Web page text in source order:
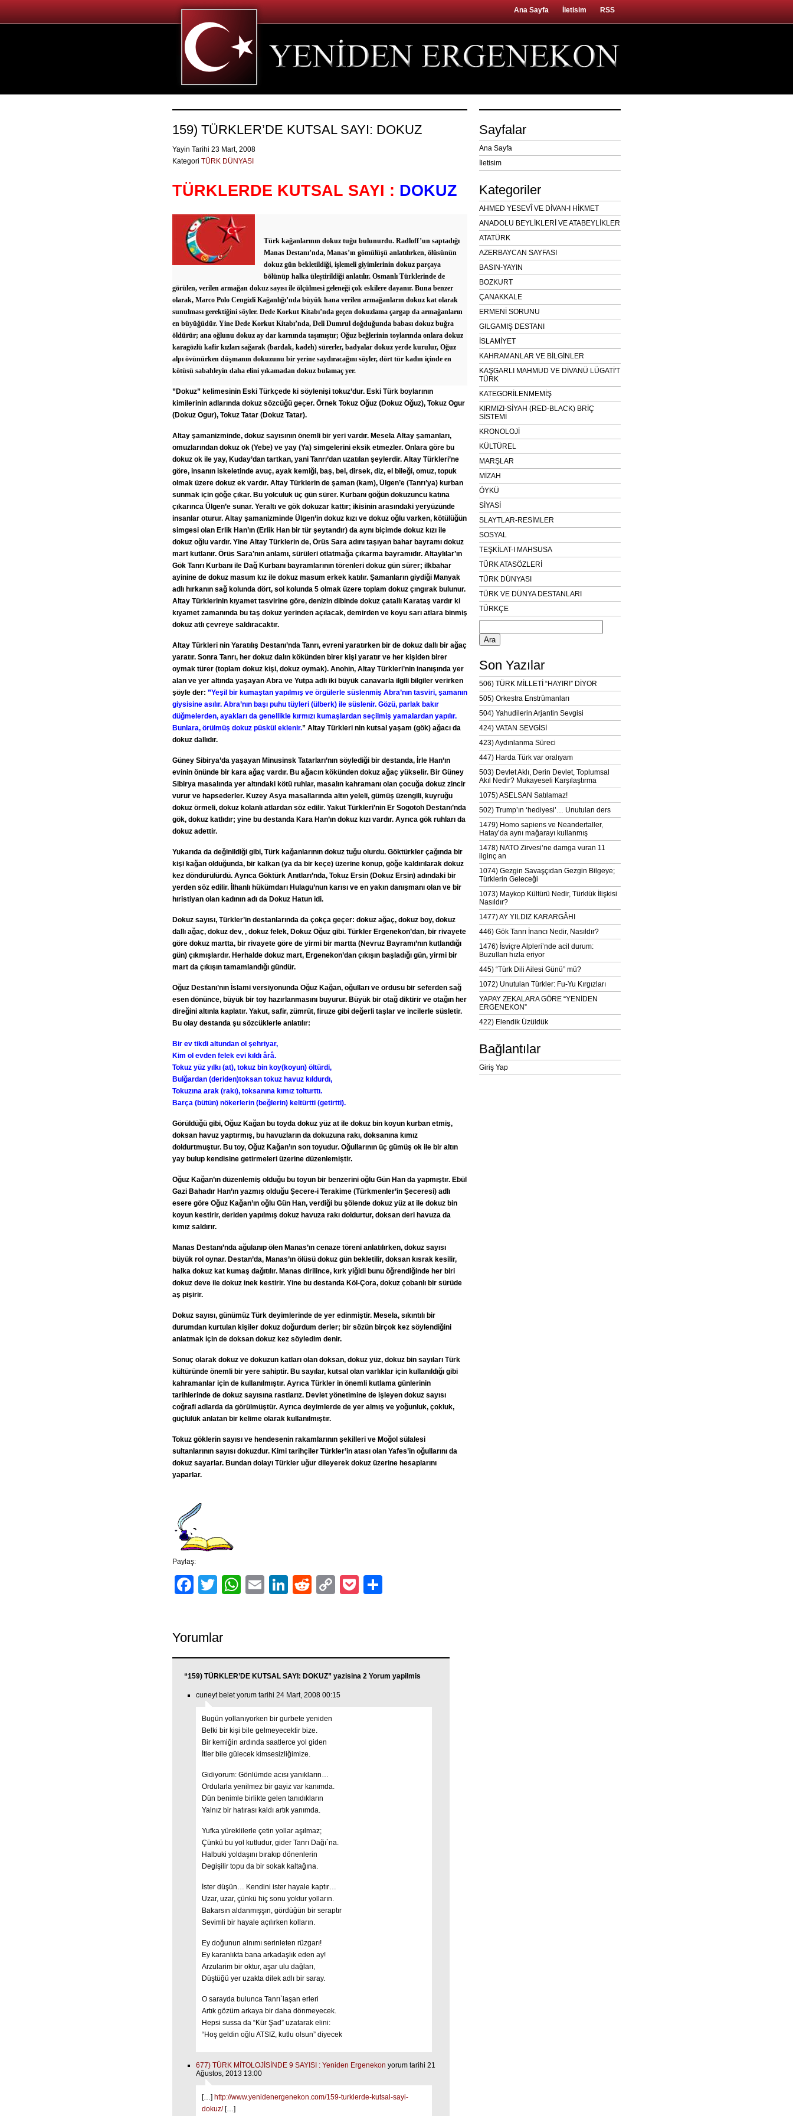
Ana Sayfa İletisim RSS
159) TÜRKLER’DE KUTSAL SAYI: DOKUZ
Yayin Tarihi 23 Mart, 2008
Kategori TÜRK DÜNYASI
TÜRKLERDE KUTSAL SAYI : DOKUZ
Türk kağanlarının dokuz tuğu bulunurdu. Radloff’un saptadığı
Manas Destanı’nda, Manas’ın gömülüşü anlatılırken, ölüsünün
dokuz gün bekletildiği, işlemeli giyimlerinin dokuz parçaya
bölünüp halka üleştirildiği anlatılır. Osmanlı Türklerinde de
görülen, verilen armağan dokuz sayısı ile ölçülmesi geleneği çok eskilere dayanır. Buna benzer
olarak, Marco Polo Cengizli Kağanlığı’nda büyük hana verilen armağanların dokuz kat olarak
sunulması gerektiğini söyler. Dede Korkut Kitabı’nda geçen dokuzlama çargap da armağanların
en büyüğüdür. Yine Dede Korkut Kitabı’nda, Deli Dumrul doğduğunda babası dokuz buğra
öldürür; ana oğlunu dokuz ay dar karnında taşımıştır; Oğuz beğlerinin toylarında onlara dokuz
karagözlü kafir kızları sağarak (bardak, kadeh) sürerler, badyalar dokuz yerde kurulur, Oğuz
alpı övünürken düşmanın dokuzunu bir yerine saydıracağını söyler, dört tür kadın içinde en
kötüsü sabahleyin daha elini yıkamadan dokuz bulamaç yer.
”Dokuz” kelimesinin Eski Türkçede ki söylenişi tokuz’dur. Eski Türk boylarının
kimilerinin adlarında dokuz sözcüğü geçer. Örnek Tokuz Oğuz (Dokuz Oğuz), Tokuz Ogur
(Dokuz Ogur), Tokuz Tatar (Dokuz Tatar).
Altay şamanizminde, dokuz sayısının önemli bir yeri vardır. Mesela Altay şamanları,
omuzlarından dokuz ok (Yebe) ve yay (Ya) simgelerini eksik etmezler. Onlara göre bu
dokuz ok ile yay, Kuday’dan tartkan, yani Tanrı’dan uzatılan şeylerdir. Altay Türkleri’ne
göre, insanın iskeletinde avuç, ayak kemiği, baş, bel, dirsek, diz, el bileği, omuz, topuk
olmak üzere dokuz ek vardır. Altay Türklerin de şaman (kam), Ülgen’e (Tanrı’ya) kurban
sunmak için göğe çıkar. Bu yolculuk üç gün sürer. Kurbanı göğün dokuzuncu katına
çıkarınca Ülgen’e sunar. Yeraltı ve gök dokuzar kattır; ikisinin arasındaki yeryüzünde
insanlar oturur. Altay şamanizminde Ülgen’in dokuz kızı ve dokuz oğlu varken, kötülüğün
simgesi olan Erlik Han’ın (Erlik Han bir tür şeytandır) da aynı biçimde dokuz kızı ile
dokuz oğlu vardır. Yine Altay Türklerin de, Örüs Sara adını taşıyan bahar bayramı dokuz
mart kutlanır. Örüs Sara’nın anlamı, sürüleri otlatmağa çıkarma bayramıdır. Altaylılar’ın
Gök Tanrı Kurbanı ile Dağ Kurbanı bayramlarının törenleri dokuz gün sürer; ilkbahar
ayinine de dokuz masum kız ile dokuz masum erkek katılır. Şamanların giydiği Manyak
adlı hırkanın sağ kolunda dört, sol kolunda 5 olmak üzere toplam dokuz çıngırak bulunur.
Altay Türklerinin kıyamet tasvirine göre, denizin dibinde dokuz çatallı Karataş vardır ki
kıyamet zamanında bu taş dokuz yerinden açılacak, demirden ve koyu sarı atlara binmiş
dokuz atlı çevreye saldıracaktır.
Altay Türkleri nin Yaratılış Destanı’nda Tanrı, evreni yaratırken bir de dokuz dallı bir ağaç
yaratır. Sonra Tanrı, her dokuz dalın kökünden birer kişi yaratır ve her kişiden birer
oymak türer (toplam dokuz kişi, dokuz oymak). Anohin, Altay Türkleri’nin inanışında yer
alan ve yer altında yaşayan Abra ve Yutpa adlı iki büyük canavarla ilgili bilgiler verirken
şöyle der: ”Yeşil bir kumaştan yapılmış ve örgülerle süslenmiş Abra’nın tasviri, şamanın
giysisine asılır. Abra’nın başı puhu tüyleri (ülberk) ile süslenir. Gözü, parlak bakır
düğmelerden, ayakları da genellikle kırmızı kumaşlardan seçilmiş yamalardan yapılır.
Bunlara, örülmüş dokuz püskül eklenir.” Altay Türkleri nin kutsal yaşam (gök) ağacı da
dokuz dallıdır.
Güney Sibirya’da yaşayan Minusinsk Tatarları’nın söylediği bir destanda, İrle Han’ın
evinin önünde bir kara ağaç vardır. Bu ağacın kökünden dokuz ağaç yükselir. Bir Güney
Sibirya masalında yer altındaki kötü ruhlar, masalın kahramanı olan çocuğa dokuz zincir
vurur ve hapsederler. Kuzey Asya masallarında altın yeleli, gümüş üzengili, kuyruğu
dokuz örmeli, dokuz kolanlı atlardan söz edilir. Yakut Türkleri’nin Er Sogotoh Destanı’nda
gök, dokuz katlıdır; yine bu destanda Kara Han’ın dokuz kızı vardır. Ayrıca gök ruhları da
dokuz adettir.
Yukarıda da değinildiği gibi, Türk kağanlarının dokuz tuğu olurdu. Göktürkler çağında bir
kişi kağan olduğunda, bir kalkan (ya da bir keçe) üzerine konup, göğe kaldırılarak dokuz
kez döndürülürdü. Ayrıca Göktürk Anıtları’nda, Tokuz Ersin (Dokuz Ersin) adındaki bir
yerden söz edilir. İlhanlı hükümdarı Hulagu’nun karısı ve en yakın danışmanı olan ve bir
hıristiyan olan kadının adı da Dokuz Hatun idi.
Dokuz sayısı, Türkler’in destanlarında da çokça geçer: dokuz ağaç, dokuz boy, dokuz
dallı ağaç, dokuz dev, , dokuz felek, Dokuz Oğuz gibi. Türkler Ergenekon’dan, bir rivayete
göre dokuz martta, bir rivayete göre de yirmi bir martta (Nevruz Bayramı’nın kutlandığı
gün) çıkmışlardır. Herhalde dokuz mart, Ergenekon’dan çıkışın başladığı gün, yirmi bir
mart da çıkışın tamamlandığı gündür.
Oğuz Destanı’nın İslami versiyonunda Oğuz Kağan, oğulları ve ordusu bir seferden sağ
esen dönünce, büyük bir toy hazırlanmasını buyurur. Büyük bir otağ diktirir ve otağın her
direğini altınla kaplatır. Yakut, safir, zümrüt, firuze gibi değerli taşlar ve incilerle süsletir.
Bu olay destanda şu sözcüklerle anlatılır:
Bir ev tikdi altundan ol şehriyar,
Kim ol evden felek evi kıldı ârâ.
Tokuz yüz yılkı (at), tokuz bin koy(koyun) öltürdi,
Bulğardan (deriden)toksan tokuz havuz kıldurdı,
Tokuzına arak (rakı), toksanına kımız tolturttı.
Barça (bütün) nökerlerin (beğlerin) keltürtti (getirtti).
Görüldüğü gibi, Oğuz Kağan bu toyda dokuz yüz at ile dokuz bin koyun kurban etmiş,
doksan havuz yaptırmış, bu havuzların da dokuzuna rakı, doksanına kımız
doldurtmuştur. Bu toy, Oğuz Kağan’ın son toyudur. Oğullarının üç gümüş ok ile bir altın
yay bulup kendisine getirmeleri üzerine düzenlemiştir.
Oğuz Kağan’ın düzenlemiş olduğu bu toyun bir benzerini oğlu Gün Han da yapmıştır. Ebül
Gazi Bahadır Han’ın yazmış olduğu Şecere-i Terakime (Türkmenler’in Şeceresi) adlı
esere göre Oğuz Kağan’ın oğlu Gün Han, verdiği bu şölende dokuz yüz at ile dokuz bin
koyun kestirir, deriden yapılmış dokuz havuza rakı doldurtur, doksan deri havuza da
kımız saldırır.
Manas Destanı’nda ağulanıp ölen Manas’ın cenaze töreni anlatılırken, dokuz sayısı
büyük rol oynar. Destan’da, Manas’ın ölüsü dokuz gün bekletilir, doksan kısrak kesilir,
halka dokuz kat kumaş dağıtılır. Manas dirilince, kırk yiğidi bunu öğrendiğinde her biri
dokuz deve ile dokuz inek kestirir. Yine bu destanda Köl-Çora, dokuz çobanlı bir sürüde
aş pişirir.
Dokuz sayısı, günümüz Türk deyimlerinde de yer edinmiştir. Mesela, sıkıntılı bir
durumdan kurtulan kişiler dokuz doğurdum derler; bir sözün birçok kez söylendiğini
anlatmak için de doksan dokuz kez söyledim denir.
Sonuç olarak dokuz ve dokuzun katları olan doksan, dokuz yüz, dokuz bin sayıları Türk
kültüründe önemli bir yere sahiptir. Bu sayılar, kutsal olan varlıklar için kullanıldığı gibi
kahramanlar için de kullanılmıştır. Ayrıca Türkler in önemli kutlama günlerinin
tarihlerinde de dokuz sayısına rastlarız. Devlet yönetimine de işleyen dokuz sayısı
coğrafi adlarda da görülmüştür. Ayrıca deyimlerde de yer almış ve yoğunluk, çokluk,
güçlülük anlatan bir kelime olarak kullanılmıştır.
Tokuz göklerin sayısı ve hendesenin rakamlarının şekilleri ve Moğol sülalesi
sultanlarının sayısı dokuzdur. Kimi tarihçiler Türkler’in atası olan Yafes’in oğullarını da
dokuz sayarlar. Bundan dolayı Türkler uğur dileyerek dokuz üzerine hesaplarını
yaparlar.
Paylaş:
Facebook
TwitterWhatsApp
EmailLinkedIn
RedditCopyPocket
Yorumlar
“159) TÜRKLER’DE KUTSAL SAYI: DOKUZ” yazisina 2 Yorum yapilmis
cuneyt belet yorum tarihi 24 Mart, 2008 00:15
Bugün yollanıyorken bir gurbete yeniden
Belki bir kişi bile gelmeyecektir bize.
Bir kemiğin ardında saatlerce yol giden
İtler bile gülecek kimsesizliğimize.
Gidiyorum: Gönlümde acısı yanıkların…
Ordularla yenilmez bir gayiz var kanımda.
Dün benimle birlikte gelen tanıdıkların
Yalnız bir hatırası kaldı artık yanımda.
Yufka yüreklilerle çetin yollar aşılmaz;
Çünkü bu yol kutludur, gider Tanrı Dağı`na.
Halbuki yoldaşını bırakıp dönenlerin
Degişilir topu da bir sokak kaltağına.
İster düşün… Kendini ister hayale kaptır…
Uzar, uzar, çünkü hiç sonu yoktur yolların.
Bakarsın aldanmışşın, gördüğün bir seraptır
Sevimli bir hayale açılırken kolların.
Ey doğunun alnımı serinleten rüzgarı!
Ey karanlıkta bana arkadaşlık eden ay!
Arzularim bir oktur, aşar ulu dağları,
Düştüğü yer uzakta dilek adlı bir saray.
O sarayda bulunca Tanrı`laşan erleri
Artık gözüm arkaya bir daha dönmeyecek.
Hepsi sussa da “Kür Şad” uzatarak elini:
“Hoş geldin oğlu ATSIZ, kutlu olsun” diyecek
677) TÜRK MİTOLOJİSİNDE 9 SAYISI : Yeniden Ergenekon yorum tarihi 21
Ağustos, 2013 13:00
[…] http://www.yenidenergenekon.com/159-turklerde-kutsal-sayi-
dokuz/[…]
Sayfalar
Ana Sayfa
İletisim
Kategoriler
AHMED YESEVÎ VE DİVAN-I HİKMET
ANADOLU BEYLİKLERİ VE ATABEYLİKLER
ATATÜRK
AZERBAYCAN SAYFASI
BASIN-YAYIN
BOZKURT
ÇANAKKALE
ERMENİ SORUNU
GILGAMIŞ DESTANI
İSLAMİYET
KAHRAMANLAR VE BİLGİNLER
KAŞGARLI MAHMUD VE DİVANÜ LÜGATİ'T
TÜRK
KATEGORİLENMEMİŞ
KIRMIZI-SİYAH (RED-BLACK) BRİÇ
SİSTEMİ
KRONOLOJİ
KÜLTÜREL
MARŞLAR
MİZAH
ÖYKÜ
SİYASİ
SLAYTLAR-RESİMLER
SOSYAL
TEŞKİLAT-I MAHSUSA
TÜRK ATASÖZLERİ
TÜRK DÜNYASI
TÜRK VE DÜNYA DESTANLARI
TÜRKÇE
Arama:
Son Yazılar
506) TÜRK MİLLETİ “HAYIR!” DİYOR
505) Orkestra Enstrümanları
504) Yahudilerin Arjantin Sevgisi
424) VATAN SEVGİSİ
423) Aydınlanma Süreci
447) Harda Türk var oralıyam
503) Devlet Aklı, Derin Devlet, Toplumsal
Akıl Nedir? Mukayeseli Karşılaştırma
1075) ASELSAN Satılamaz!
502) Trump’ın ‘hediyesi’… Unutulan ders
1479) Homo sapiens ve Neandertaller,
Hatay’da aynı mağarayı kullanmış
1478) NATO Zirvesi’ne damga vuran 11
ilginç an
1074) Gezgin Savaşçıdan Gezgin Bilgeye;
Türklerin Geleceği
1073) Maykop Kültürü Nedir, Türklük İlişkisi
Nasıldır?
1477) AY YILDIZ KARARGÂHI
446) Gök Tanrı İnancı Nedir, Nasıldır?
1476) İsviçre Alpleri’nde acil durum:
Buzulları hızla eriyor
445) “Türk Dili Ailesi Günü” mü?
1072) Unutulan Türkler: Fu-Yu Kırgızları
YAPAY ZEKALARA GÖRE “YENİDEN
ERGENEKON”
422) Elendik Üzüldük
Bağlantılar
Giriş Yap